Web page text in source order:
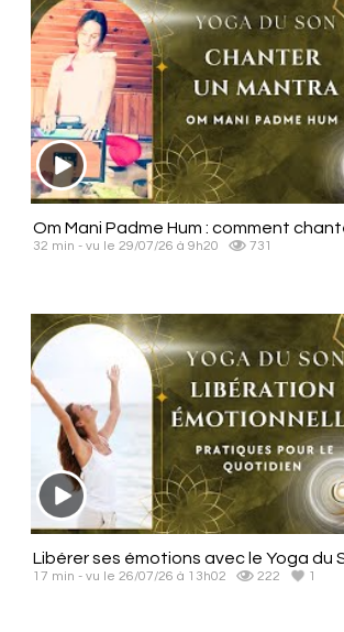
Om Mani Padme Hum : comment
32 min - vu le 29/07/26 à 9h20 731
Libérer ses émotions avec le Yoga du
17 min - vu le 26/07/26 à 13h02 222 1